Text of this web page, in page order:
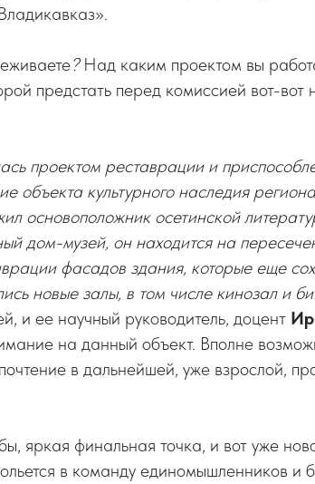
?Над каким проектом вы
предстать перед комиссией вот-вот
проектом реставрации и
объекта культурного наследия
основоположник осетинской
дом-музей, он находится на
фасадов здания, которые еще
новые залы, в том числе кинозал и
и ее научный руководитель, доцент
на данный объект. Вполне
в дальнейшей, уже взрослой,
яркая финальная точка, и вот уже
в команду единомышленников и